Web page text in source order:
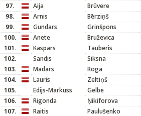
97.
Aija Brūvere
98.
Arnis Bērziņš
99.
Gundars Grinšpons
100.
Anete Bruževica
101.
Kaspars Tauberis
102.
Sandis Siksna
103.
Madars Roga
104.
Lauris Zeltiņš
105.
Edijs-Markuss Gelbe
106.
Rigonda Ņikiforova
107.
Raitis Paulušenko